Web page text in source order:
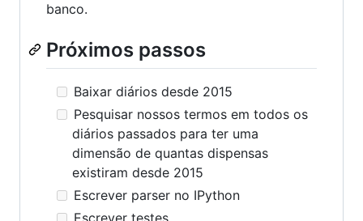
banco.
Próximos passos
Baixar diários desde 2015
Pesquisar nossos termos em todos os
diários passados para ter uma
dimensão de quantas dispensas
existiram desde 2015
Escrever parser no IPython